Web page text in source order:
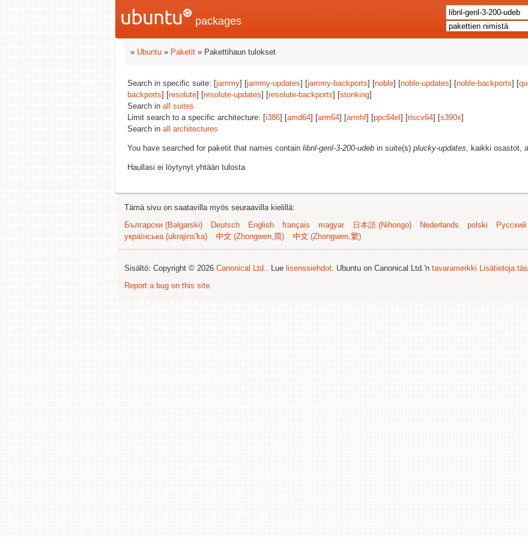
packages
» Ubuntu » Paketit » Pakettihaun tulokset
Search in specific suite: [jammy] [jammy-updates] [jammy-backports] [noble] [noble-updates] [noble-backports] [
backports] [resolute] [resolute-updates] [resolute-backports] [stonking]
Search in all suites
Limit search to a specific architecture: [i386] [amd64] [arm64] [armhf] [ppc64el ] [riscv64] [s390x]
Search in all architectures
You have searched for paketit that names contain libnl-genl-3-200-udeb in suite(s) plucky-updates, kaikki osastot,
Haullasi ei löytynyt yhtään tulosta
Tämä sivu on saatavilla myös seuraavilla kielillä:
Български (Bəlgarski)
Deutsch English français magyar 日本語 (Nihongo) Nederlands polski
українська (ukrajins'ka)
中文 (Zhongwen,简) 中文 (Zhongwen,繁)
Sisältö: Copyright © 2026 Canonical Ltd.. Lue lisenssiehdot. Ubuntu on Canonical Ltd.'n tavaramerkki Lisätietoja
Report a bug on this site.